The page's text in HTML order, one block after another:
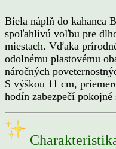
Biela náplň do kahanca
spoľahlivú voľbu pre
miestach. Vďaka
odolnému plastovému
náročných
S výškou 11 cm,
hodín zabezpečí